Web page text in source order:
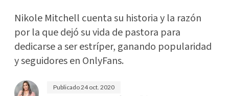
Nikole Mitchell cuenta su historia y la razón
por la que dejó su vida de pastora para
dedicarse a ser estríper, ganando popularidad
y seguidores en OnlyFans.
Publicado24 oct. 2020